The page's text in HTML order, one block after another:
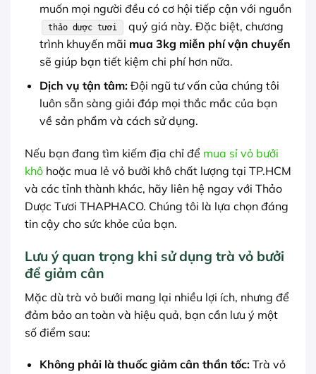
muốn mọi người đều có cơ hội tiếp cận với nguồn
thảo dược tươi
quý giá này. Đặc biệt, chương
trình khuyến mãi mua 3kg miễn phí vận chuyển
sẽ giúp bạn tiết kiệm chi phí hơn nữa.
Dịch vụ tận tâm:Đội ngũ tư vấn của chúng tôi
luôn sẵn sàng giải đáp mọi thắc mắc của bạn
về sản phẩm và cách sử dụng.
Nếu bạn đang tìm kiếm địa chỉ để mua sỉ vỏ bưởi
khô hoặc mua lẻ vỏ bưởi khô chất lượng tại TP.HCM
và các tỉnh thành khác, hãy liên hệ ngay với Thảo
Dược Tươi THAPHACO. Chúng tôi là lựa chọn đáng
tin cậy cho sức khỏe của bạn.
Lưu ý quan trọng khi sử dụng trà vỏ bưởi
để giảm cân
Mặc dù trà vỏ bưởi mang lại nhiều lợi ích, nhưng để
đảm bảo an toàn và hiệu quả, bạn cần lưu ý một
số điểm sau:
Không phải là thuốc giảm cân thần tốc:Trà vỏ